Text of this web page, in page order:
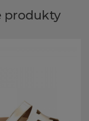
produkty